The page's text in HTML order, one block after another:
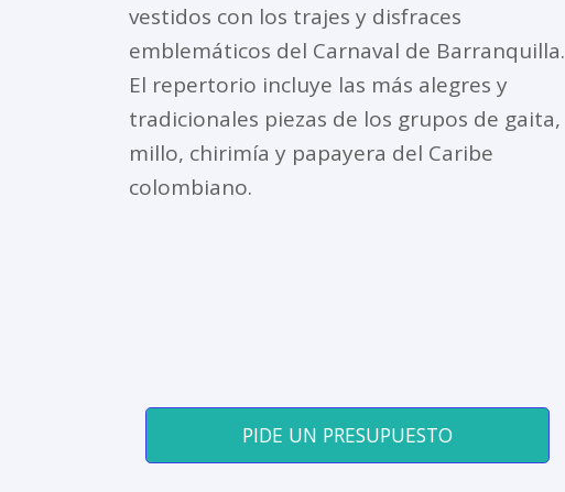
vestidos con los trajes y disfraces
emblemáticos del Carnaval de Barranquilla.
El repertorio incluye las más alegres y
tradicionales piezas de los grupos de gaita,
millo, chirimía y papayera del Caribe
colombiano.
PIDE UN PRESUPUESTO